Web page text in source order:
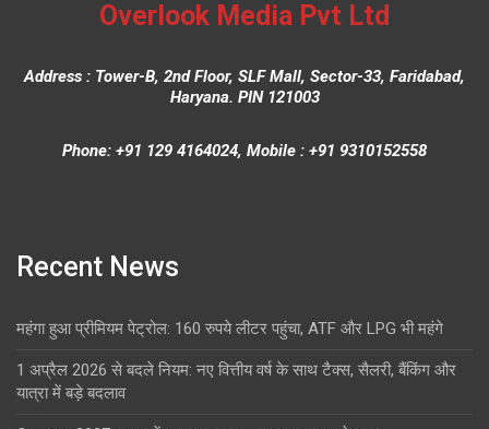
Overlook Media Pvt Ltd
Address : Tower-B, 2nd Floor, SLF Mall, Sector-33, Faridabad,
Haryana. PIN 121003
Phone: +91 129 4164024, Mobile : +91 9310152558
Recent News
महंगा हुआ प्रीमियम पेट्रोल: 160 रुपये लीटर पहुंचा, ATF और LPG भी महंगे
1 अप्रैल 2026 से बदले नियम: नए वित्तीय वर्ष के साथ टैक्स, सैलरी, बैंकिंग और
यात्रा में बड़े बदलाव